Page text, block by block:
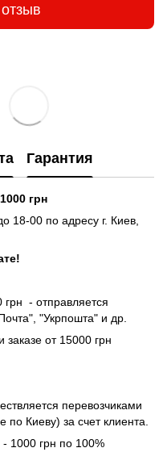
Гарантия
грн
18-00 по адресу г. Киев,
грн - отправляется
"Укрпошта" и др.
заказе от 15000 грн
перевозчиками
по Киеву) за счет клиента.
1000 грн по 100%